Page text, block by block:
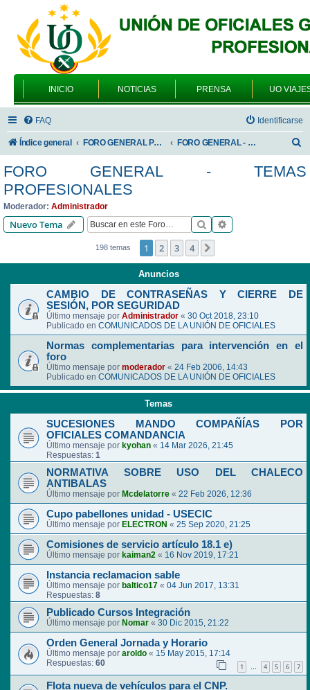
INICIO NOTICIAS PRENSA UO
FAQ Identificarse
Índice general FORO GENERAL PARA TODOS LOS USUARIOS FORO GENERAL - TEMAS PROFESIONALES
s
FORO GENERAL - TEMAS
PROFESIONALES
Moderador: Administrador
Nuevo Tema Buscar
198 temas 1 2 3 4
Anuncios
CAMBIO DE CONTRASEÑAS Y CIERRE DE
SESIÓN, POR SEGURIDAD
Último mensaje por Administrador « 30 Oct 2018, 23:10
Publicado en COMUNICADOS DE LA UNIÓN DE OFICIALES
Normas complementarias para intervención en el
foro
Último mensaje por moderador « 24 Feb 2006, 14:43
Publicado en COMUNICADOS DE LA UNIÓN DE OFICIALES
Temas
SUCESIONES MANDO COMPAÑÍAS POR
OFICIALES COMANDANCIA
Último mensaje por kyohan « 14 Mar 2026, 21:45
Respuestas: 1
NORMATIVA SOBRE USO DEL CHALECO
ANTIBALAS
Último mensaje por Mcdelatorre « 22 Feb 2026, 12:36
Cupo pabellones unidad - USECIC
Último mensaje por ELECTRON « 25 Sep 2020, 21:25
Comisiones de servicio artículo 18.1 e)
Último mensaje por kaiman2 « 16 Nov 2019, 17:21
Instancia reclamacion sable
Último mensaje por baltico17 « 04 Jun 2017, 13:31
Respuestas: 8
Publicado Cursos Integración
Último mensaje por Nomar « 30 Dic 2015, 21:22
Orden General Jornada y Horario
Último mensaje por aroldo « 15 May 2015, 17:14
Respuestas: 60 1 … 4 5 6 7
Flota nueva de vehículos para el CNP.